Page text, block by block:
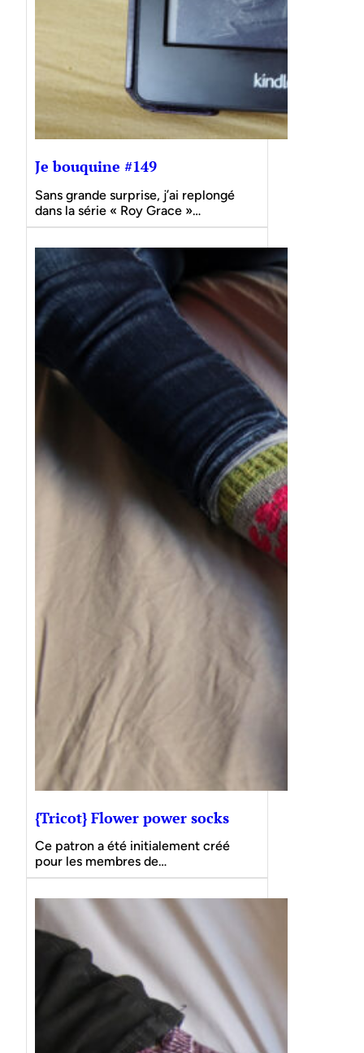
Je bouquine #149
Sans grande surprise, j’ai replongé
dans la série « Roy Grace »…
{Tricot} Flower power socks
Ce patron a été initialement créé
pour les membres de…